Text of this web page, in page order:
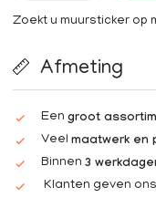
Zoekt u muursticker op
Afmeting
Een groot
Veel maatwerk en
Binnen 3
Klanten geven